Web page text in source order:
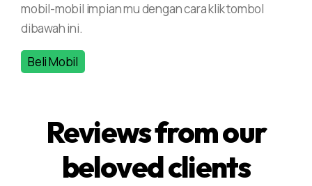
mobil-mobil impian mu dengan cara klik tombol
dibawah ini.
Beli Mobil
Reviews from our
beloved clients